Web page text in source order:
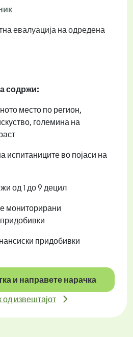
евалуација на одредена
содржи:
место по регион,
големина на
испитаниците во појаси на
од 1 до 9 децил
мониторирани
придобивки
и направете нарачка
извештајот